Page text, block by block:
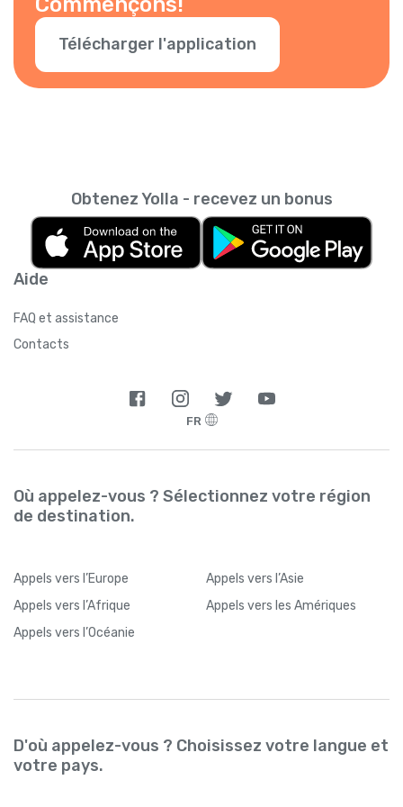
Télécharger l'application
Aide
FAQ et assistance
Contacts
Obtenez Yolla - recevez un bonus
FR
Où appelez-vous ? Sélectionnez votre région
de destination.
Appels vers l’Europe Appels vers l’Asie
Appels vers l’Afrique Appels vers les Amériques
Appels vers l’Océanie
D'où appelez-vous ? Choisissez votre langue et
votre pays.